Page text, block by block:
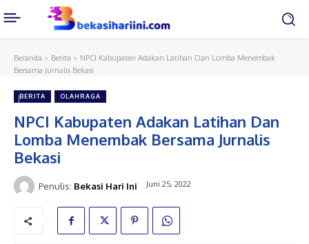
Beranda Berita
NPCI Kabupaten Adakan Latihan Dan Lomba Menembak
Bersama Jurnalis Bekasi
BERITA OLAHRAGA
NPCI Kabupaten Adakan Latihan Dan
Lomba Menembak Bersama Jurnalis
Bekasi
Penulis: Bekasi Hari Ini Juni 25, 2022